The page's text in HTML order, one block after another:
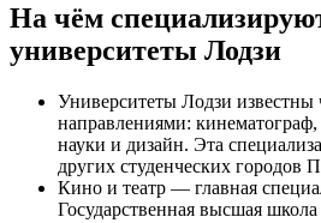
На чём
университеты Лодзи
Университеты Лодзи
направлениями:
науки и дизайн. Эта
других студенческих городов
Кино и театр — главная
Государственная высшая